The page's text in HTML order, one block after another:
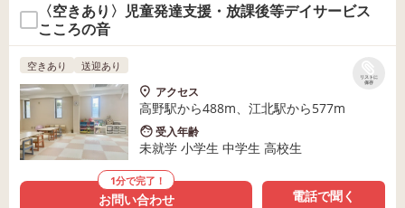
〈空きあり〉児童発達支援・放課後等デイサービス
こころの音
リストに
保存
空きあり 送迎あり
アクセス
高野駅から488m、江北駅から577m
受入年齢
未就学 小学生 中学生 高校生
1分で完了！
お問い合わせ 電話で聞く